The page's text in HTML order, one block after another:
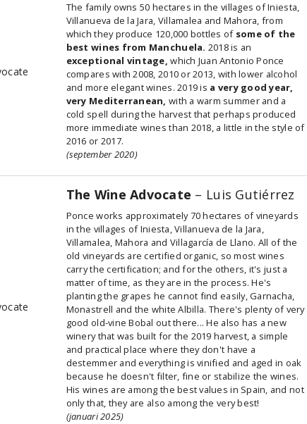
The family owns 50 hectares in the villages of Iniesta,
Villanueva de la Jara, Villamalea and Mahora, from
which they produce 120,000 bottles of some of the
best wines from Manchuela. 2018 is an
exceptional vintage, which Juan Antonio Ponce
compares with 2008, 2010 or 2013, with lower alcohol
and more elegant wines. 2019 is a very good year,
very Mediterranean, with a warm summer and a
cold spell during the harvest that perhaps produced
more immediate wines than 2018, a little in the style of
2016 or 2017.
(september 2020)
The Wine Advocate – Luis Gutiérrez
Ponce works approximately 70 hectares of vineyards
in the villages of Iniesta, Villanueva de la Jara,
Villamalea, Mahora and Villagarcía de Llano. All of the
old vineyards are certified organic, so most wines
carry the certification; and for the others, it's just a
matter of time, as they are in the process. He's
planting the grapes he cannot find easily, Garnacha,
Monastrell and the white Albilla. There's plenty of very
good old-vine Bobal out there... He also has a new
winery that was built for the 2019 harvest, a simple
and practical place where they don't have a
destemmer and everything is vinified and aged in oak
because he doesn't filter, fine or stabilize the wines.
His wines are among the best values in Spain, and not
only that, they are also among the very best!
(januari 2025)